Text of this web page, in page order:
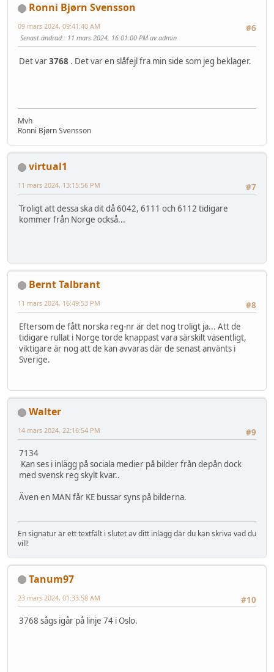
Ronni Bjørn Svensson
#6
09 mars 2024, 09:41:40 AM
Senast ändrad:: 11 mars 2024, 16:01:00 PM av admin
Det var3768 . Det var en slåfejl fra min side som jeg beklager.
Mvh
Ronni Bjørn Svensson
virtual1
#7
11 mars 2024, 13:15:56 PM
Troligt att dessa ska dit då 6042, 6111 och 6112 tidigare
kommer från Norge också...
Bernt Talbrant
#8
11 mars 2024, 16:49:53 PM
Eftersom de fått norska reg-nr är det nog troligt ja... Att de
tidigare rullat i Norge torde knappast vara särskilt väsentligt,
viktigare är nog att de kan avvaras där de senast använts i
Sverige.
Walter
#9
14 mars 2024, 22:16:54 PM
7134
Kan ses i inlägg på sociala medier på bilder från depån dock
med svensk reg skylt kvar..
Även en MAN får KE bussar syns på bilderna.
En signatur är ett textfält i slutet av ditt inlägg där du kan skriva vad du
vill!
Tanum97
#10
23 mars 2024, 01:33:58 AM
3768 sågs igår på linje 74 i Oslo.